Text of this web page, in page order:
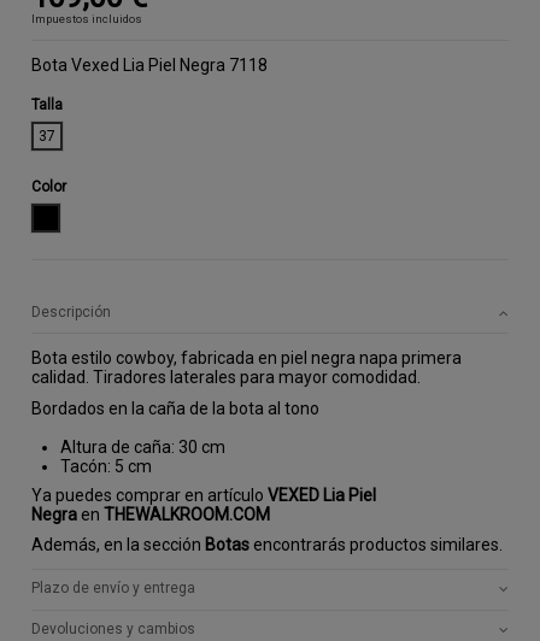
Impuestos incluidos
Bota Vexed Lia Piel Negra 7118
Talla
37
Color
Descripción
Bota estilo cowboy, fabricada en piel negra napa primera
calidad. Tiradores laterales para mayor comodidad.
Bordados en la caña de la bota al tono
Altura de caña: 30 cm
Tacón: 5 cm
Ya puedes comprar en artículoVEXED Lia Piel
Negra enTHEWALKROOM.COM
Además, en la sección Botas encontrarás productos similares.
Plazo de envío y entrega
Devoluciones y cambios